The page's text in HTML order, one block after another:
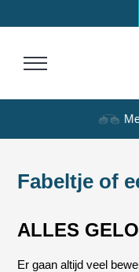
Fabeltje of
ALLES
Er gaan altijd veel